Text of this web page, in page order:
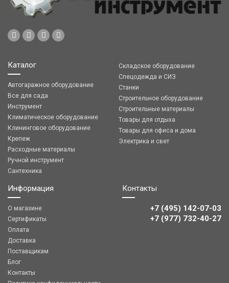
Каталог
Автогаражное оборудование
Все для сада
Инструмент
Климатическое оборудование
Клининговое оборудование
Крепеж
Расходные материалы
Ручной инструмент
Сантехника
Складское оборудование
Спецодежда и СИЗ
Станки
Строительное оборудование
Строительные материалы
Товары для отдыха
Товары для офиса и дома
Электрика и свет
Информация
О магазине
Сертификаты
Оплата
Доставка
Поставщикам
Блог
Контакты
Контакты
+7 (495) 142-07-03
‎‎+7 (977) 732-40-27